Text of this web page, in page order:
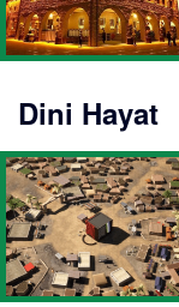
Dini Hayat